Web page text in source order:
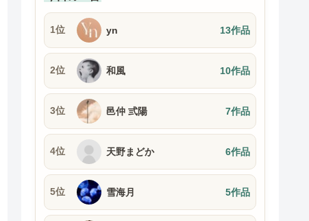
1位 yn 13作品
2位 和風 10作品
3位 邑仲 弎陽 7作品
4位 天野まどか 6作品
5位 雪海月 5作品